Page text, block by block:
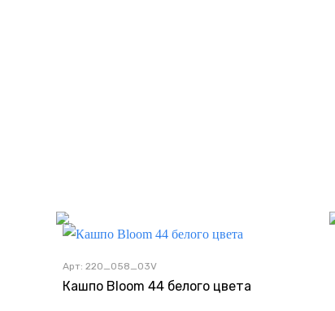
Арт: 220_058_03V
Кашпо Bloom 44 белого цвета